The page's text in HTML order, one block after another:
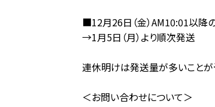
■12月26日（金）AM10:01以降
→1月5日（月）より順次発送
連休明けは発送量が多いことが
＜お問い合わせについて＞